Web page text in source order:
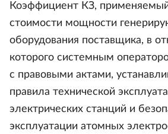
Коэффициент КЗ,
стоимости мощности
оборудования поставщика, в
которого системным
с правовыми актами,
правила технической
электрических станций и
эксплуатации атомных